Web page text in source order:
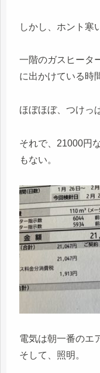
しかし、ホント寒
一階のガスヒータ
に出かけている時
ほぼほぼ、つけっ
それで、21000円
もない。
電気は朝一番のエ
そして、照明。